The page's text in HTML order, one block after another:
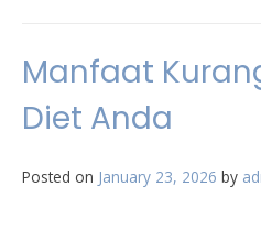
Manfaat
Diet Anda
Posted on January 23, 2026 by